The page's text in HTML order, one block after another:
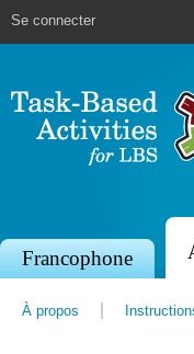
Se connecter
SFrancophone
À propos